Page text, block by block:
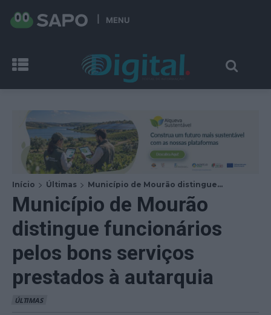
MENU
Início Últimas Município de Mourão distingue...
Município de Mourão
distingue funcionários
pelos bons serviços
prestados à autarquia
ÚLTIMAS